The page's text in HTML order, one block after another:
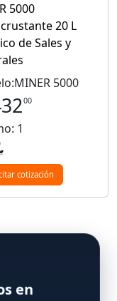
5000
20 L
de Sales y
5000
00
1
cotización
en